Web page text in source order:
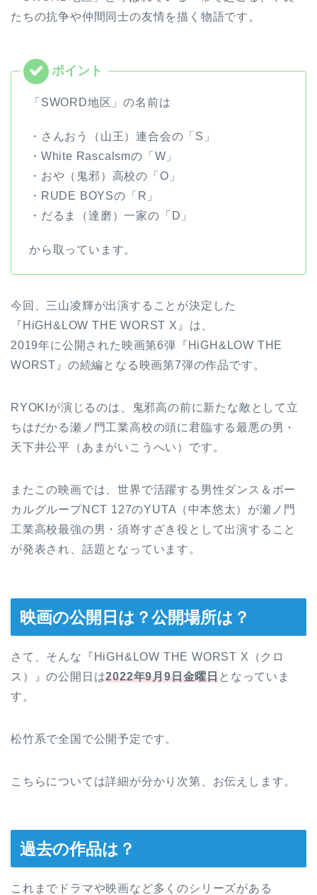
たちの抗争や仲間同士の友情を描く物語です。
「SWORD地区」の名前は
・さんおう（山王）連合会の「S」
・White Rascalsmの「W」
・おや（鬼邪）高校の「O」
・RUDE BOYSの「R」
・だるま（達磨）一家の「D」
から取っています。
今回、三山凌輝が出演することが決定した
『HiGH&LOW THE WORST X』は、
2019年に公開された映画第6弾『HiGH&LOW THE
WORST』の続編となる映画第7弾の作品です。
RYOKIが演じるのは、鬼邪高の前に新たな敵として立
ちはだかる瀬ノ門工業高校の頭に君臨する最悪の男・
天下井公平（あまがいこうへい）です。
またこの映画では、世界で活躍する男性ダンス＆ボー
カルグループNCT 127のYUTA（中本悠太）が瀬ノ門
工業高校最強の男・須嵜すざき役として出演すること
が発表され、話題となっています。
映画の公開日は？公開場所は？
さて、そんな『HiGH&LOW THE WORST X（クロ
ス）』の公開日は2022年9月9日金曜日となっていま
す。
松竹系で全国で公開予定です。
こちらについては詳細が分かり次第、お伝えします。
過去の作品は？
これまでドラマや映画など多くのシリーズがある